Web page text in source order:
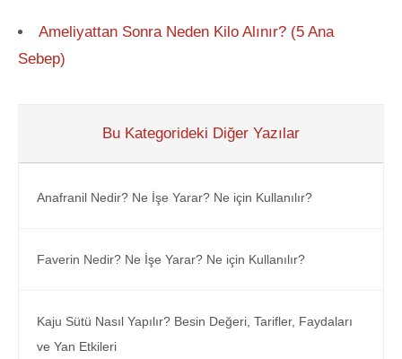
Ameliyattan Sonra Neden Kilo Alınır? (5 Ana
Sebep)
Bu Kategorideki Diğer Yazılar
Anafranil Nedir? Ne İşe Yarar? Ne için Kullanılır?
Faverin Nedir? Ne İşe Yarar? Ne için Kullanılır?
Kaju Sütü Nasıl Yapılır? Besin Değeri, Tarifler, Faydaları
ve Yan Etkileri